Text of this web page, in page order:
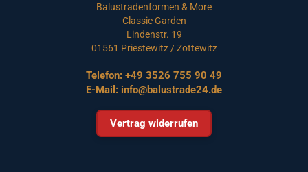
Balustradenformen & More
Classic Garden
Lindenstr. 19
01561 Priestewitz / Zottewitz
Telefon: +49 3526 755 90 49
E-Mail: info@balustrade24.de
Vertrag widerrufen